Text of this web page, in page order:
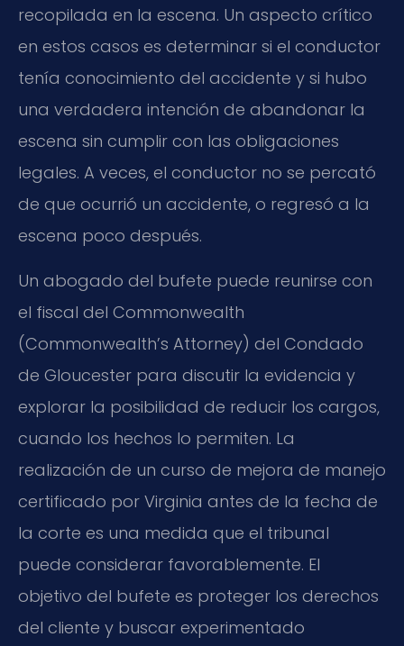
recopilada en la escena. Un aspecto crítico
en estos casos es determinar si el conductor
tenía conocimiento del accidente y si hubo
una verdadera intención de abandonar la
escena sin cumplir con las obligaciones
legales. A veces, el conductor no se percató
de que ocurrió un accidente, o regresó a la
escena poco después.
Un abogado del bufete puede reunirse con
el fiscal del Commonwealth
(Commonwealth’s Attorney) del Condado
de Gloucester para discutir la evidencia y
explorar la posibilidad de reducir los cargos,
cuando los hechos lo permiten. La
realización de un curso de mejora de manejo
certificado por Virginia antes de la fecha de
la corte es una medida que el tribunal
puede considerar favorablemente. El
objetivo del bufete es proteger los derechos
del cliente y buscar experimentado